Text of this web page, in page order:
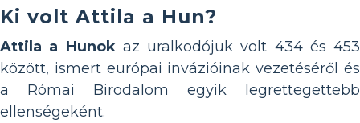
Ki volt Attila a Hun?
Attila a Hunokaz uralkodójuk volt 434 és 453
között, ismert európai invázióinak vezetéséről és
a Római Birodalom egyik legrettegettebb
ellenségeként.